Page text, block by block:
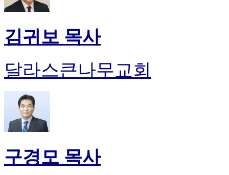
김귀보 목사
달라스큰나무교회
구경모 목사